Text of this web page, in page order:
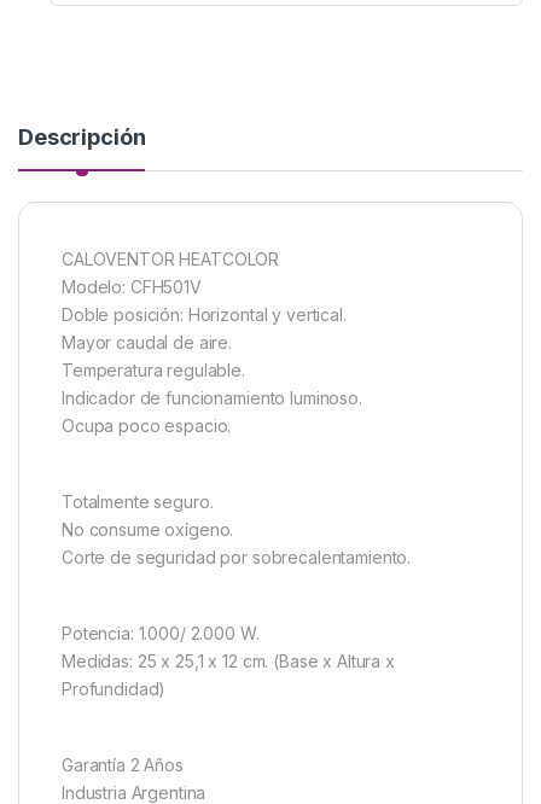
Descripción
CALOVENTOR HEATCOLOR
Modelo: CFH501V
Doble posición: Horizontal y vertical.
Mayor caudal de aire.
Temperatura regulable.
Indicador de funcionamiento luminoso.
Ocupa poco espacio.
Totalmente seguro.
No consume oxígeno.
Corte de seguridad por sobrecalentamiento.
Potencia: 1.000/ 2.000 W.
Medidas: 25 x 25,1 x 12 cm. (Base x Altura x
Profundidad)
Garantía 2 Años
Industria Argentina